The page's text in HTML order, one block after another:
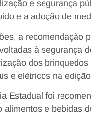
e segurança
e a adoção de
a recomendação
à segurança
dos
e elétricos na
Estadual foi
alimentos e bebidas